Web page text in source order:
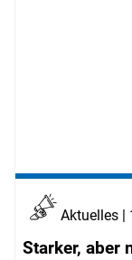
Aktuelles |
Starker, aber